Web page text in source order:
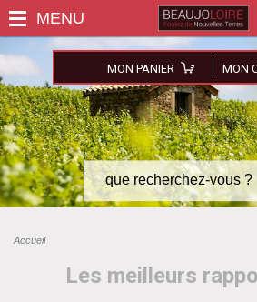
MON PANIER MON
Accueil
Les meilleurs